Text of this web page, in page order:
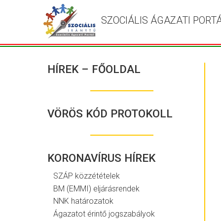
SZOCIÁLIS ÁGAZATI
HÍREK – FŐOLDAL
VÖRÖS KÓD PROTOKOLL
KORONAVÍRUS HÍREK
SZÁP közzétételek
BM (EMMI) eljárásrendek
NNK határozatok
Ágazatot érintő jogszabályok